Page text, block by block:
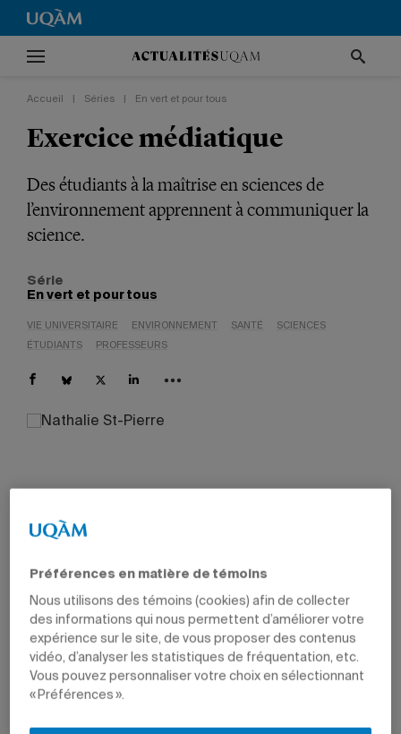
Accueil Séries En vert et pour tous
Exercice médiatique
Des étudiants à la maîtrise en sciences de
l’environnement apprennent à communiquer la
science.
Série
En vert et pour tous
VIE UNIVERSITAIRE ENVIRONNEMENT SANTÉ
SCIENCES
ÉTUDIANTS
PROFESSEURS
Préférences en matière de témoins
Nous utilisons des témoins (cookies) afin de collecter
des informations qui nous permettent d’améliorer votre
expérience sur le site, de vous proposer des contenus
vidéo, d’analyser les statistiques de fréquentation, etc.
Vous pouvez personnaliser votre choix en sélectionnant
« Préférences ».